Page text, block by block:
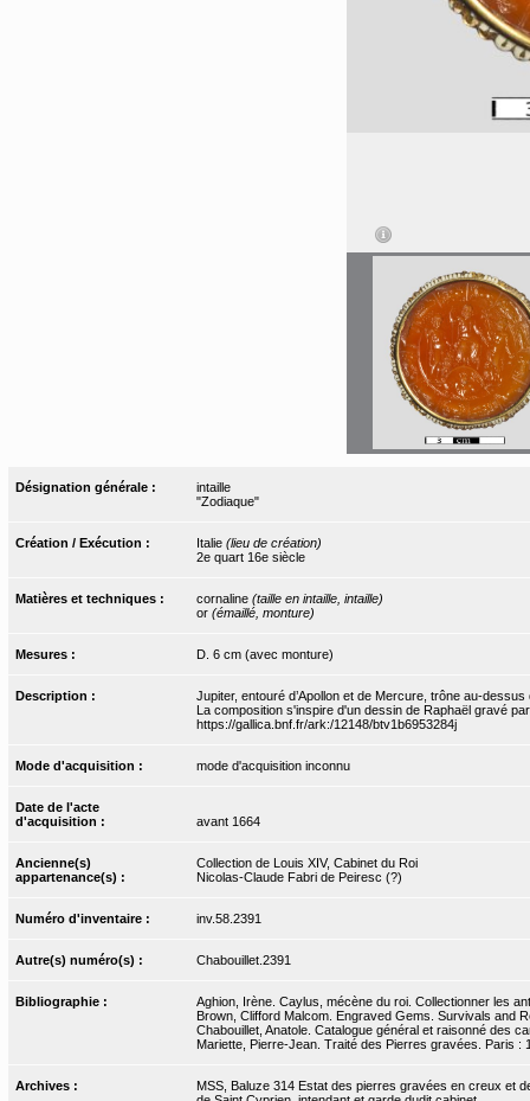
Désignation générale :
intaille
"Zodiaque"
Création / Exécution : Italie (lieu de création)
2e quart 16e siècle
Matières et techniques : cornaline (taille en intaille, intaille)
or (émaillé, monture)
Mesures : D. 6 cm (avec monture)
Description :
Jupiter, entouré d’Apollon et de Mercure, trône au-
La composition s'inspire d'un dessin de Raphaël gravé
https://gallica.bnf.fr/ark:/12148/btv1b6953284j
Mode d'acquisition : mode d'acquisition inconnu
Date de l'acte
d'acquisition :
avant 1664
Ancienne(s)
appartenance(s) :
Collection de Louis XIV, Cabinet du Roi
Nicolas-Claude Fabri de Peiresc (?)
Numéro d'inventaire : inv.58.2391
Autre(s) numéro(s) : Chabouillet.2391
Bibliographie :
Aghion, Irène. Caylus, mécène du roi. Collectionner les
Brown, Clifford Malcom. Engraved Gems. Survivals and
Chabouillet, Anatole. Catalogue général et raisonné des
Mariette, Pierre-Jean. Traité des Pierres gravées. Paris :
Archives :
MSS, Baluze 314 Estat des pierres gravées en creux et